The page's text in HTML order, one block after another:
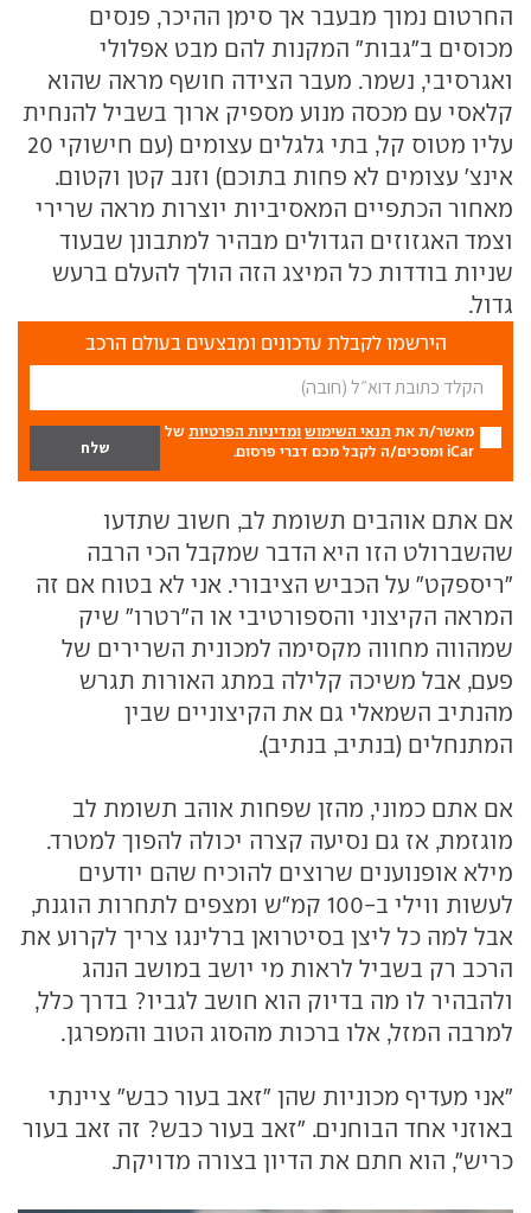
החרטום נמוך מבעבר אך סימן ההיכר, פנסים
מכוסים ב"גבות" המקנות להם מבט אפלולי
ואגרסיבי, נשמר. מעבר הצידה חושף מראה שהוא
קלאסי עם מכסה מנוע מספיק ארוך בשביל להנחית
עליו מטוס קל, בתי גלגלים עצומים (עם חישוקי 20
אינצ' עצומים לא פחות בתוכם) וזנב קטן וקטום.
מאחור הכתפיים המאסיביות יוצרות מראה שרירי
וצמד האגזוזים הגדולים מבהיר למתבונן שבעוד
שניות בודדות כל המיצג הזה הולך להעלם ברעש
גדול.
הירשמו לקבלת עדכונים ומבצעים בעולם הרכב
מאשר/ת את תנאי השימוש ומדיניות הפרטיות של
iCar ומסכים/ה לקבל מכם דברי פרסום.
אם אתם אוהבים תשומת לב, חשוב שתדעו
שהשברולט הזו היא הדבר שמקבל הכי הרבה
"ריספקט" על הכביש הציבורי. אני לא בטוח אם זה
המראה הקיצוני והספורטיבי או ה"רטרו" שיק
שמהווה מחווה מקסימה למכונית השרירים של
פעם, אבל משיכה קלילה במתג האורות תגרש
מהנתיב השמאלי גם את הקיצוניים שבין
המתנחלים (בנתיב, בנתיב).
אם אתם כמוני, מהזן שפחות אוהב תשומת לב
מוגזמת, אז גם נסיעה קצרה יכולה להפוך למטרד.
מילא אופנוענים שרוצים להוכיח שהם יודעים
לעשות ווילי ב-100 קמ"ש ומצפים לתחרות הוגנת,
אבל למה כל ליצן בסיטרואן ברלינגו צריך לקרוע את
הרכב רק בשביל לראות מי יושב במושב הנהג
ולהבהיר לו מה בדיוק הוא חושב לגביו? בדרך כלל,
למרבה המזל, אלו ברכות מהסוג הטוב והמפרגן.
"אני מעדיף מכוניות שהן "זאב בעור כבש" ציינתי
באוזני אחד הבוחנים. "זאב בעור כבש? זה זאב בעור
כריש", הוא חתם את הדיון בצורה מדויקת.